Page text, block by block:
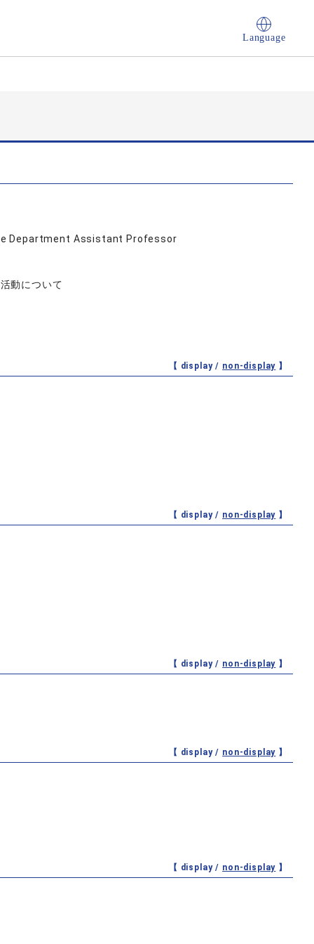
Language
Department Assistant Professor
動について
【 display / non-display 】
【 display / non-display 】
【 display / non-display 】
【 display / non-display 】
【 display / non-display 】